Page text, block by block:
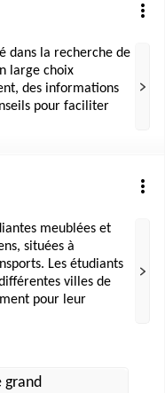
dans la recherche de
large choix
des informations
pour faciliter
meublées et
situées à
Les étudiants
villes de
pour leur
grand